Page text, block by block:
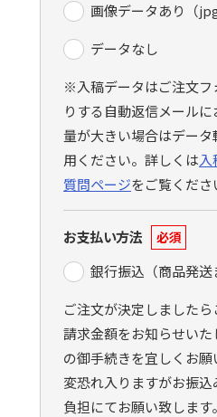
画像データあり（
データなし
※入稿データはご注文フ
りする自動返信メール
量が大きい場合はデー
用ください。詳しくは
質問ページをご覧くださ
お支払い方法 必須
銀行振込（商品発送
ご注文が決定しました
請求金額をお知らせい
の御手続きを宜しくお
変恐れ入りますがお振
負担にてお願い致しま